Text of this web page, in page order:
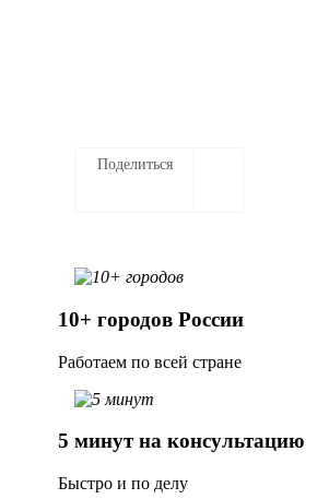
Поделиться
10+ городов России
Работаем по всей стране
5 минут на консультацию
Быстро и по делу